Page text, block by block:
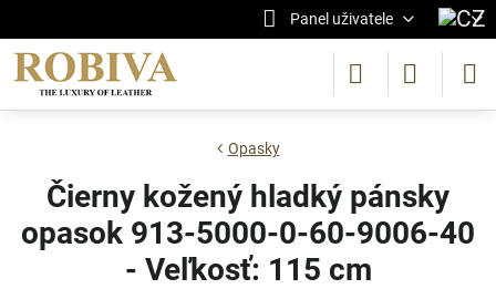
Panel uživatele
Opasky
Čierny kožený hladký pánsky
opasok 913-5000-0-60-9006-40
- Veľkosť: 115 cm